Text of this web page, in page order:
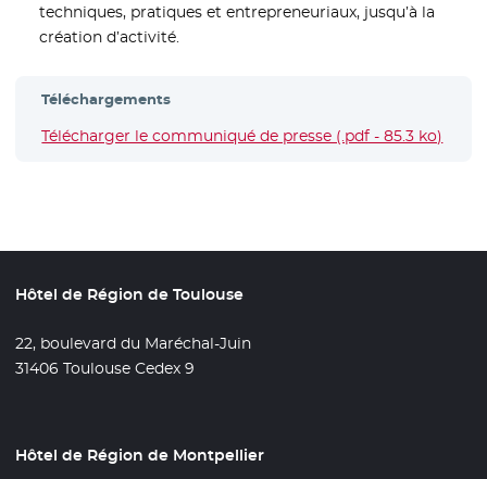
techniques, pratiques et entrepreneuriaux, jusqu’à la
création d’activité.
Téléchargements
Télécharger le communiqué de presse (.pdf - 85.3 ko)
Hôtel de Région de Toulouse
22, boulevard du Maréchal-Juin
31406 Toulouse Cedex 9
Hôtel de Région de Montpellier